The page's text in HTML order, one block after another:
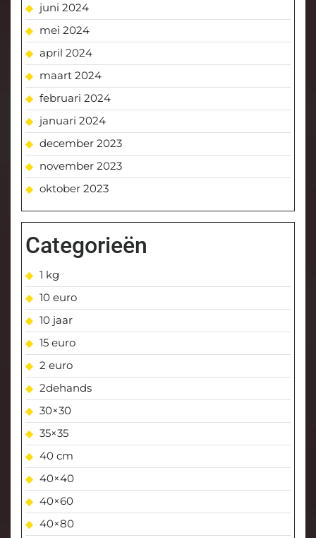
juni 2024
mei 2024
april 2024
maart 2024
februari 2024
januari 2024
december 2023
november 2023
oktober 2023
Categorieën
1 kg
10 euro
10 jaar
15 euro
2 euro
2dehands
30×30
35×35
40 cm
40×40
40×60
40×80